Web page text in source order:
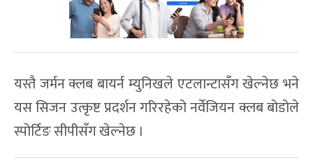
यस्तै जर्मन क्लब बायर्न म्युनिखले एटलान्टासँग खेल्नेछ भने
यस सिजन उत्कृष्ट प्रदर्शन गरिरहेको नर्वेजियन क्लब बोडोले
स्पोर्टिङ सीपीसँग खेल्नेछ ।